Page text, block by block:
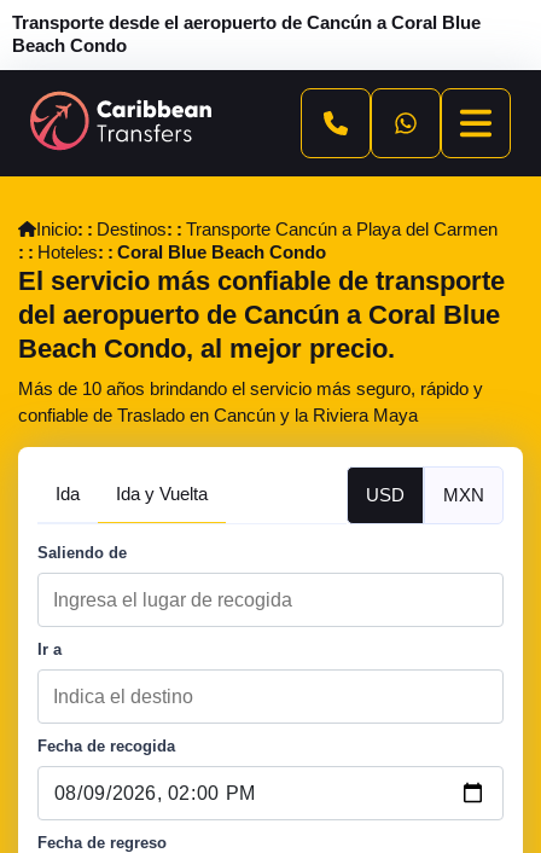
Transporte desde el aeropuerto de Cancún a Coral Blue
Beach Condo
Inicio Destinos
Transporte Cancún a Playa del Carmen
Hoteles
Coral Blue Beach Condo
El servicio más confiable de transporte
del aeropuerto de Cancún a Coral Blue
Beach Condo, al mejor precio.
Más de 10 años brindando el servicio más seguro, rápido y
confiable de Traslado en Cancún y la Riviera Maya
Ida Ida y Vuelta USD MXN
Saliendo de
Ir a
Fecha de recogida
Fecha de regreso